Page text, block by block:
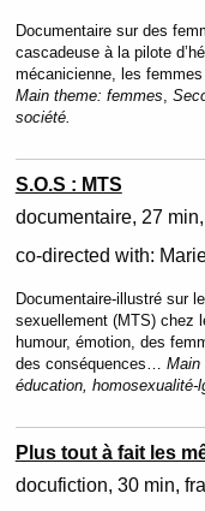
Documentaire sur des
cascadeuse à la pilote
mécanicienne, les femmes
Main theme: femmes
société.
S.O.S : MTS
documentaire 27 min
co-directed with:
Documentaire-illustré sur
sexuellement (MTS) chez
humour, émotion, des
des conséquences… Main
éducation, homosexualité-
Plus tout à fait les
docufiction 30 min